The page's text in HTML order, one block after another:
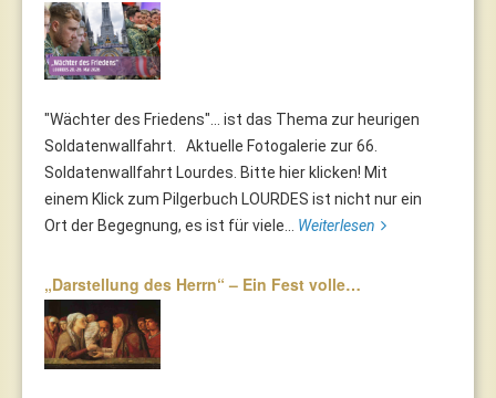
"Wächter des Friedens"... ist das Thema zur heurigen
Soldatenwallfahrt. Aktuelle Fotogalerie zur 66.
Soldatenwallfahrt Lourdes. Bitte hier klicken! Mit
einem Klick zum Pilgerbuch LOURDES ist nicht nur ein
Ort der Begegnung, es ist für viele... Weiterlesen
„Darstellung des Herrn“ – Ein Fest volle…